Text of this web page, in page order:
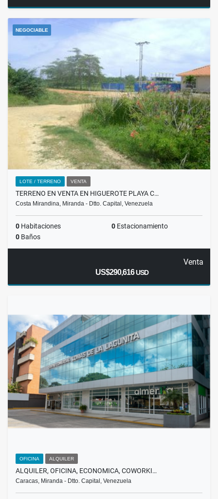
NEGOCIABLE
LOTE / TERRENO VENTA
TERRENO EN VENTA EN HIGUEROTE PLAYA C…
Costa Mirandina, Miranda - Dtto. Capital, Venezuela
0 Habitaciones 0 Estacionamiento
0 Baños
Venta
US$290,616USD
OFICINA ALQUILER
ALQUILER, OFICINA, ECONOMICA, COWORKI…
Caracas, Miranda - Dtto. Capital, Venezuela